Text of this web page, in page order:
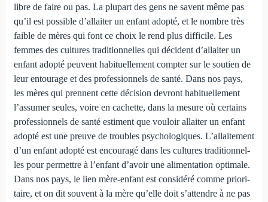
libre de faire ou pas. La plupart des gens ne savent même pas
qu’il est possible d’allaiter un en­fant adopté, et le nombre très
faible de mères qui font ce choix le rend plus difficile. Les
femmes des cultures tradi­tionnelles qui décident d’allaiter un
enfant adopté peuvent habituellement compter sur le soutien de
leur entourage et des professionnels de santé. Dans nos pays,
les mères qui pren­nent cette décision devront habituellement
l’assumer seules, voire en cachette, dans la mesure où certains
professionnels de santé estiment que vouloir allaiter un enfant
adopté est une preuve de troubles psychologiques. L’allaitement
d’un enfant adopté est encouragé dans les cultures traditionnel­
les pour permettre à l’enfant d’avoir une alimentation optimale.
Dans nos pays, le lien mère-enfant est considéré comme priori­
taire, et on dit souvent à la mère qu’elle doit s’attendre à ne pas